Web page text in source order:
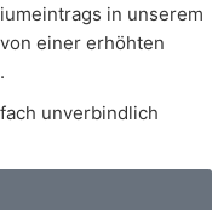
in unserem
einer erhöhten
unverbindlich